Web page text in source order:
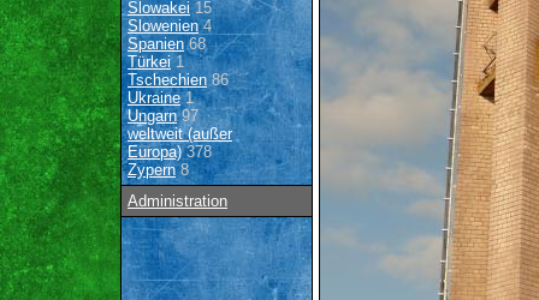
Slowakei15
Slowenien4
Spanien68
Türkei1
Tschechien 86
Ukraine1
Ungarn97
weltweit (außer
Europa)378
Zypern8
Administration